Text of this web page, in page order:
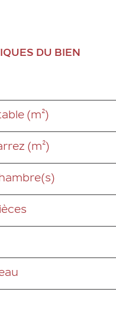
DU BIEN
(m²)
(m²)